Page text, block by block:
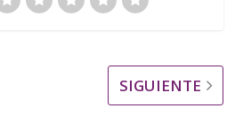
SIGUIENTE